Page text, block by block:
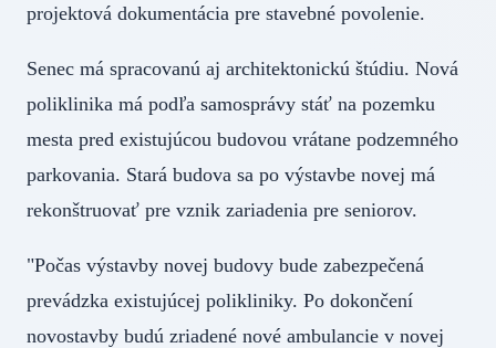
projektová dokumentácia pre stavebné povolenie.
Senec má spracovanú aj architektonickú štúdiu. Nová
poliklinika má podľa samosprávy stáť na pozemku
mesta pred existujúcou budovou vrátane podzemného
parkovania. Stará budova sa po výstavbe novej má
rekonštruovať pre vznik zariadenia pre seniorov.
"Počas výstavby novej budovy bude zabezpečená
prevádzka existujúcej polikliniky. Po dokončení
novostavby budú zriadené nové ambulancie v novej